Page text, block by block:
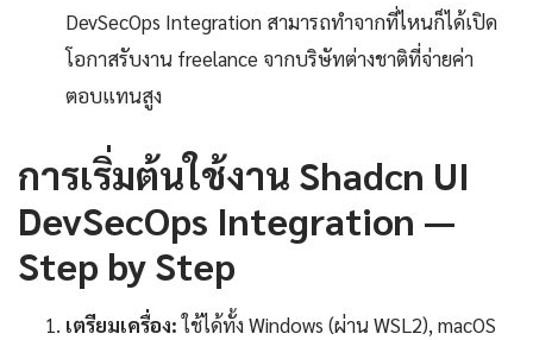
DevSecOps Integration สามารถทำจากที่ไหนก็ได้เปิด
โอกาสรับงาน freelance จากบริษัทต่างชาติที่จ่ายค่า
ตอบแทนสูง
การเริ่มต้นใช้งาน Shadcn UI
DevSecOps Integration —
Step by Step
เตรียมเครื่อง:ใช้ได้ทั้ง Windows (ผ่าน WSL2), macOS